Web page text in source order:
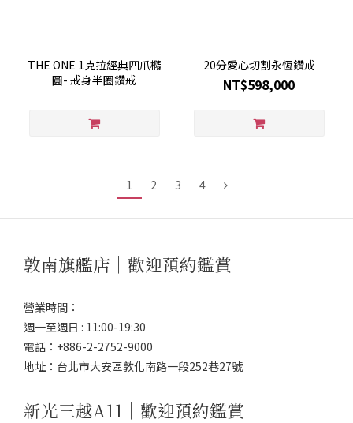
THE ONE 1克拉經典四爪橢
圓- 戒身半圈鑽戒
20分愛心切割永恆鑽戒
NT$598,000
1 2 3 4
敦南旗艦店｜歡迎預約鑑賞
營業時間：
週一至週日 : 11:00-19:30
電話：+886-2-2752-9000
地址：台北市大安區敦化南路一段252巷27號
新光三越A11｜歡迎預約鑑賞